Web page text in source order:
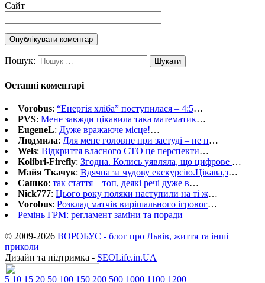
Сайт
Пошук:
Останні коментарі
Vorobus: “Енергія хліба” поступилася – 4:5…
PVS: Мене завжди цікавила така математик…
EugeneL: Дуже вражаюче місце!…
Людмила: Для мене головне при застуді – не п…
Wels: Відкриття власного СТО це перспекти…
Kolibri-Firefly: Згодна. Колись уявляла, що цифрове …
Майя Ткачук: Вдячна за чудову екскурсію.Цікава,з…
Сашко: так стаття – топ, деякі речі дуже в…
Nick777: Цього року поляки наступили на ті ж…
Vorobus: Розклад матчів вирішального ігровог…
Ремінь ГРМ: регламент заміни та поради
© 2009-2026 ВОРОБУС - блог про Львів, життя та інші
приколи
Дизайн та підтримка - SEOLife.in.UA
5 10 15 20 50 100 150 200 500 1000 1100 1200